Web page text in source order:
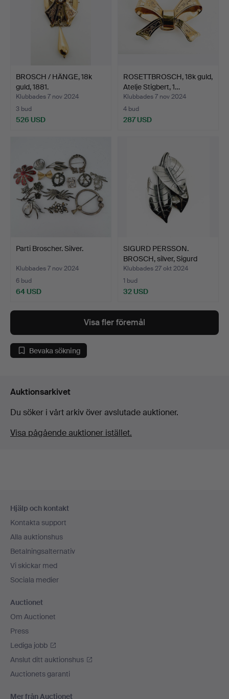
BROSCH / HÄNGE, 18k
guld, 1881.
Klubbades 7 nov 2024
3 bud
526 USD
ROSETTBROSCH, 18k guld,
Atelje Stigbert, 1…
Klubbades 7 nov 2024
4 bud
287 USD
Parti Broscher. Silver.
Klubbades 7 nov 2024
6 bud
64 USD
SIGURD PERSSON.
BROSCH, silver, Sigurd
Per…
Klubbades 27 okt 2024
1 bud
32 USD
Visa fler föremål
Bevaka sökning
Auktionsarkivet
Du söker i vårt arkiv över avslutade auktioner.
Visa pågående auktioner istället.
Hjälp och kontakt
Kontakta support
Alla auktionshus
Betalningsalternativ
Vi skickar med
Sociala medier
Auctionet
Om Auctionet
Press
Lediga jobb
Anslut ditt auktionshus
Auctionets garanti
Mer från Auctionet